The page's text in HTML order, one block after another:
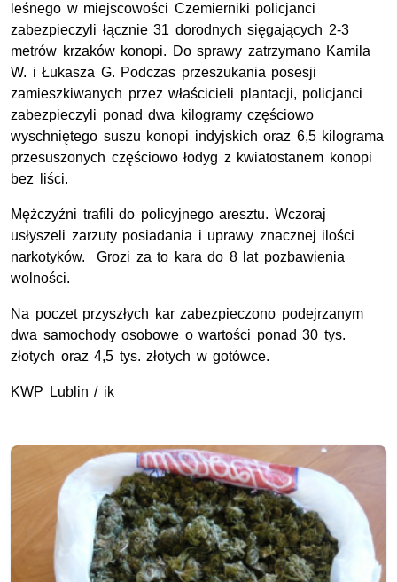
leśnego w miejscowości Czemierniki policjanci
zabezpieczyli łącznie 31 dorodnych sięgających 2-3
metrów krzaków konopi. Do sprawy zatrzymano Kamila
W. i Łukasza G. Podczas przeszukania posesji
zamieszkiwanych przez właścicieli plantacji, policjanci
zabezpieczyli ponad dwa kilogramy częściowo
wyschniętego suszu konopi indyjskich oraz 6,5 kilograma
przesuszonych częściowo łodyg z kwiatostanem konopi
bez liści.
Mężczyźni trafili do policyjnego aresztu. Wczoraj
usłyszeli zarzuty posiadania i uprawy znacznej ilości
narkotyków. Grozi za to kara do 8 lat pozbawienia
wolności.
Na poczet przyszłych kar zabezpieczono podejrzanym
dwa samochody osobowe o wartości ponad 30 tys.
złotych oraz 4,5 tys. złotych w gotówce.
KWP Lublin / ik